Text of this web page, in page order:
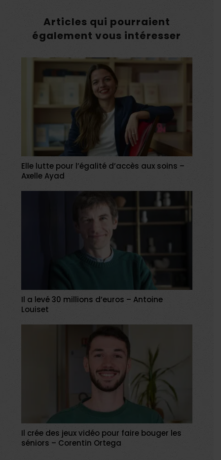
Articles qui pourraient
également vous intéresser
Elle lutte pour l’égalité d’accès aux soins –
Axelle Ayad
Il a levé 30 millions d’euros – Antoine
Louiset
Il crée des jeux vidéo pour faire bouger les
séniors – Corentin Ortega